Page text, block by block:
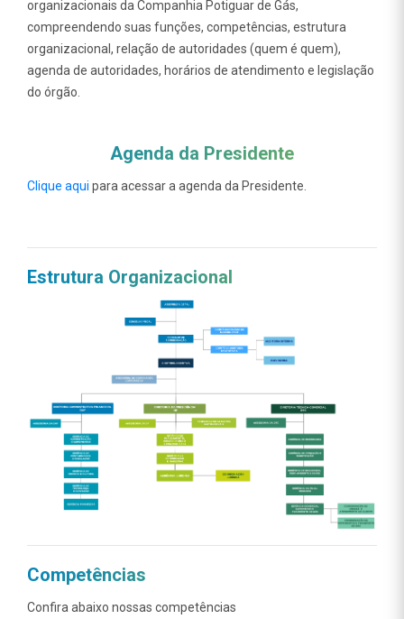
organizacionais da Companhia Potiguar de Gás,
compreendendo suas funções, competências, estrutura
organizacional, relação de autoridades (quem é quem),
agenda de autoridades, horários de atendimento e legislação
do órgão.
Agenda da Presidente
Clique aqui para acessar a agenda da Presidente.
Estrutura Organizacional
Competências
Confira abaixo nossas competências